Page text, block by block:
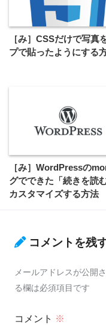
［み］CSSだけで写真
プで貼ったようにする
［み］WordPressの
グでできた「続きを読
カスタマイズする方法
コメントを残
メールアドレスが公開
る欄は必須項目です
コメント ※